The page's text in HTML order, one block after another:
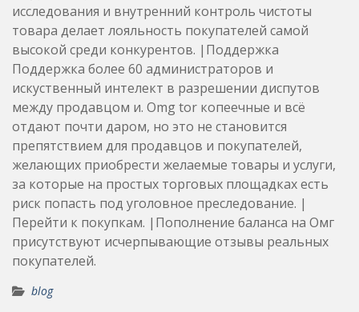
исследования и внутренний контроль чистоты
товара делает лояльность покупателей самой
высокой среди конкурентов. |Поддержка
Поддержка более 60 администраторов и
искуственный интелект в разрешении диспутов
между продавцом и. Omg tor копеечные и всё
отдают почти даром, но это не становится
препятствием для продавцов и покупателей,
желающих приобрести желаемые товары и услуги,
за которые на простых торговых площадках есть
риск попасть под уголовное преследование. |
Перейти к покупкам. |Пополнение баланса на Омг
присутствуют исчерпывающие отзывы реальных
покупателей.
blog